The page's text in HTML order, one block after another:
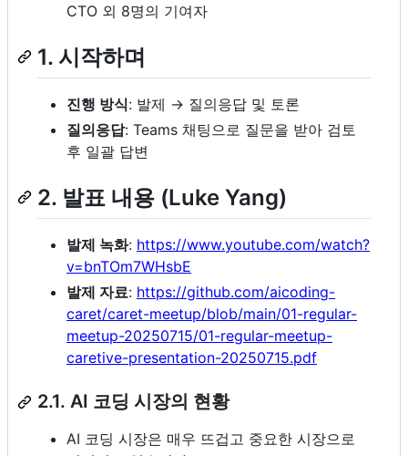
CTO 외 8명의 기여자
1. 시작하며
진행 방식: 발제 → 질의응답 및 토론
질의응답: Teams 채팅으로 질문을 받아 검토
후 일괄 답변
2. 발표 내용 (Luke Yang)
발제 녹화: https://www.youtube.com/watch?
v=bnTOm7WHsbE
발제 자료: https://github.com/aicoding-
caret/caret-meetup/blob/main/01-regular-
meetup-20250715/01-regular-meetup-
caretive-presentation-20250715.pdf
2.1. AI 코딩 시장의 현황
AI 코딩 시장은 매우 뜨겁고 중요한 시장으로